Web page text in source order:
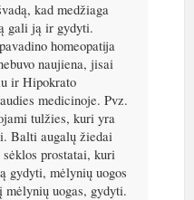
kad medžiaga
gali ją ir gydyti.
homeopatija
naujiena, jisai
ir Hipokrato
medicinoje. Pvz.
tulžies, kuri yra
Balti augalų žiedai
prostatai, kuri
gydyti, mėlynių uogos
uogas, gydyti.